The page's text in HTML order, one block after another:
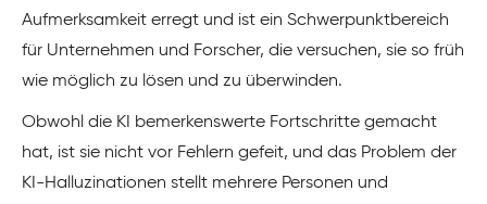
Aufmerksamkeit erregt und ist ein Schwerpunktbereich
für Unternehmen und Forscher, die versuchen, sie so früh
wie möglich zu lösen und zu überwinden.
Obwohl die KI bemerkenswerte Fortschritte gemacht
hat, ist sie nicht vor Fehlern gefeit, und das Problem der
KI-Halluzinationen stellt mehrere Personen und